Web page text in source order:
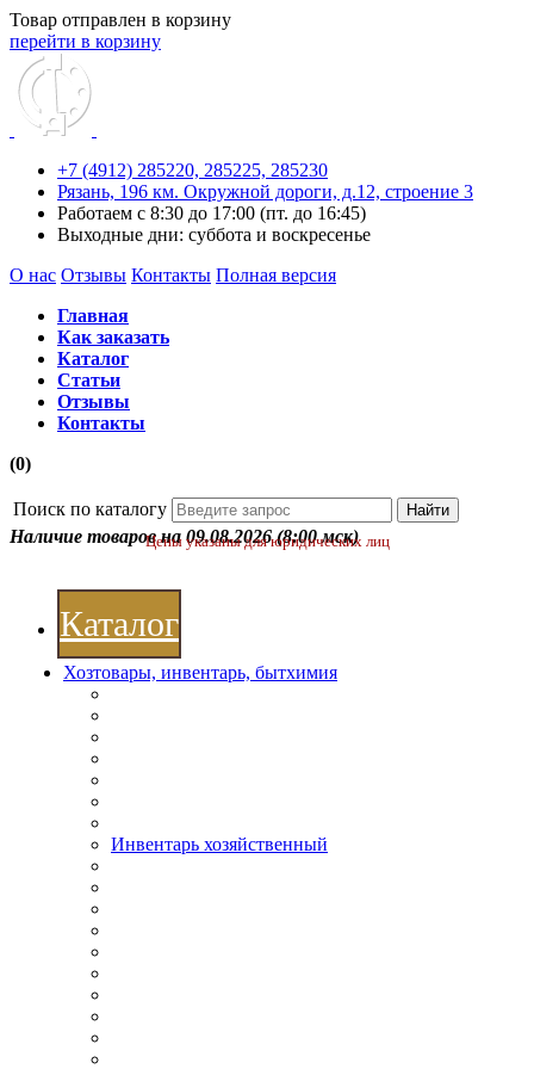
Товар отправлен в корзину
перейти в корзину
+7 (4912) 285220, 285225, 285230
Рязань, 196 км. Окружной дороги, д.12, строение 3
Работаем с 8:30 до 17:00 (пт. до 16:45)
Выходные дни: суббота и воскресенье
О нас Отзывы Контакты Полная версия
Главная
Как заказать
Каталог
Статьи
Отзывы
Контакты
(0)
Поиск по каталогу
Наличие товаров на 09.08.2026 (8:00 мск)
Цены указаны для юридических лиц
Каталог
Хозтовары, инвентарь, бытхимия
Инвентарь хозяйственный